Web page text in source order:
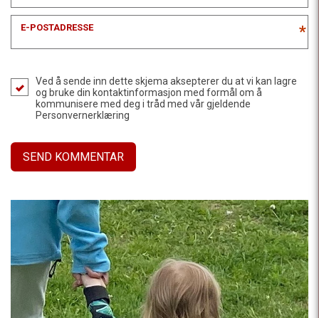
E-POSTADRESSE *
Ved å sende inn dette skjema aksepterer du at vi kan lagre
og bruke din kontaktinformasjon med formål om å
kommunisere med deg i tråd med vår gjeldende
Personvernerklæring